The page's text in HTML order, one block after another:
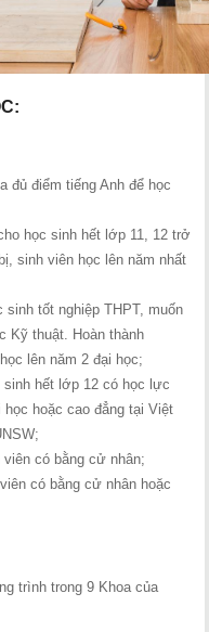
đủ điểm tiếng Anh để học
học sinh hết lớp 11, 12 trở
sinh viên học lên năm nhất
sinh tốt nghiệp THPT, muốn
Kỹ thuật. Hoàn thành
lên năm 2 đại học;
sinh hết lớp 12 có học lực
hoặc cao đẳng tại Việt
có bằng cử nhân;
có bằng cử nhân hoặc
trình trong 9 Khoa của